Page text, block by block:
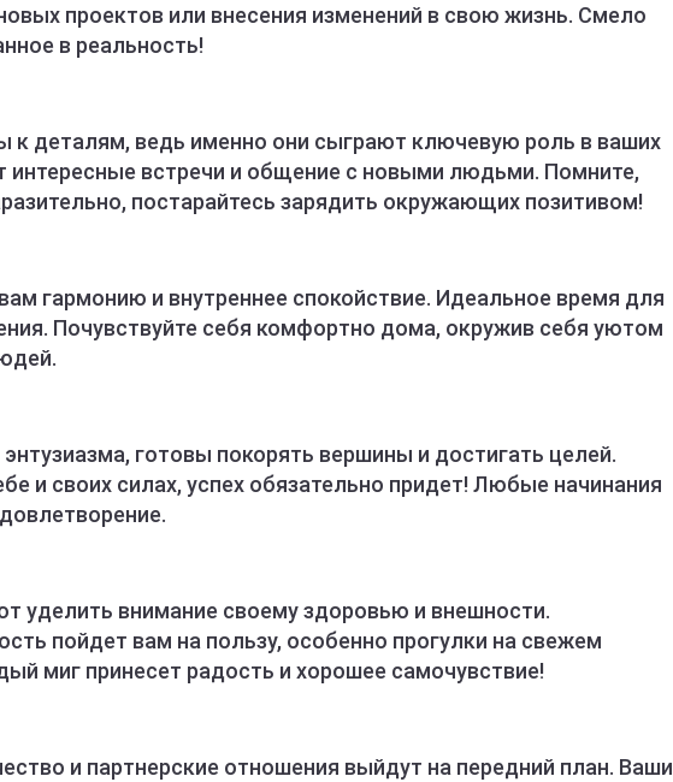
проектов или внесения изменений в свою жизнь. Смело
в реальность!
к деталям, ведь именно они сыграют ключевую роль в ваших
интересные встречи и общение с новыми людьми. Помните,
постарайтесь зарядить окружающих позитивом!
гармонию и внутреннее спокойствие. Идеальное время для
Почувствуйте себя комфортно дома, окружив себя уютом
готовы покорять вершины и достигать целей.
и своих силах, успех обязательно придет! Любые начинания
уделить внимание своему здоровью и внешности.
пойдет вам на пользу, особенно прогулки на свежем
миг принесет радость и хорошее самочувствие!
и партнерские отношения выйдут на передний план. Ваши